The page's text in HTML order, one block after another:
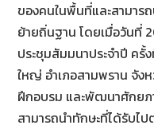
ของคนในพื้นที่และสามาร
ย้ายถิ่นฐาน โดยเมื่อวันที่
ประชุมสัมมนาประจำปี ครั้
ใหญ่ อำเภอสามพราน จัง
ฝึกอบรม และพัฒนาศักยภ
สามารถนำทักษะที่ได้รับไ